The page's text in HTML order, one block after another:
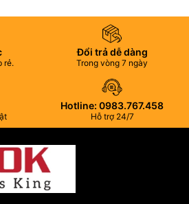
rẻ.
Đổi trả dễ dàng
Trong vòng 7 ngày
Hotline: 0983.767.458
Hỗ trợ 24/7